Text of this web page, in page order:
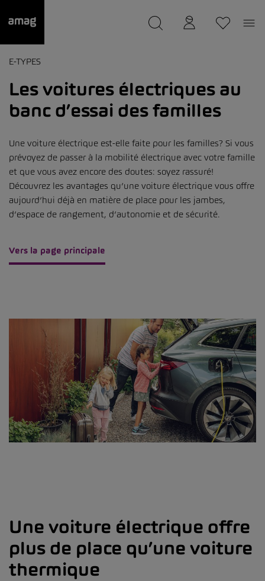
E-TYPES
Les voitures électriques au
banc d’essai des familles
Une voiture électrique est-elle faite pour les familles? Si vous
prévoyez de passer à la mobilité électrique avec votre famille
et que vous avez encore des doutes: soyez rassuré!
Découvrez les avantages qu’une voiture électrique vous offre
aujourd’hui déjà en matière de place pour les jambes,
d’espace de rangement, d’autonomie et de sécurité.
Vers la page principale
Une voiture électrique offre
plus de place qu’une voiture
thermique